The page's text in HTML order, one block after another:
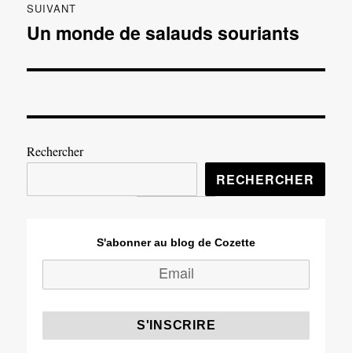
SUIVANT
Publication
Un monde de salauds souriants
Rechercher
RECHERCHER
S'abonner au blog de Cozette